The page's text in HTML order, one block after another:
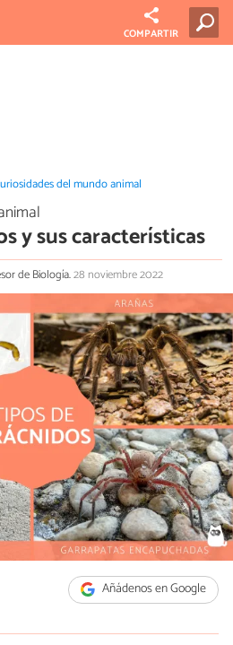
COMPARTIR
del mundo animal
y sus características
de Biología.28 noviembre 2022
Añádenos en Google